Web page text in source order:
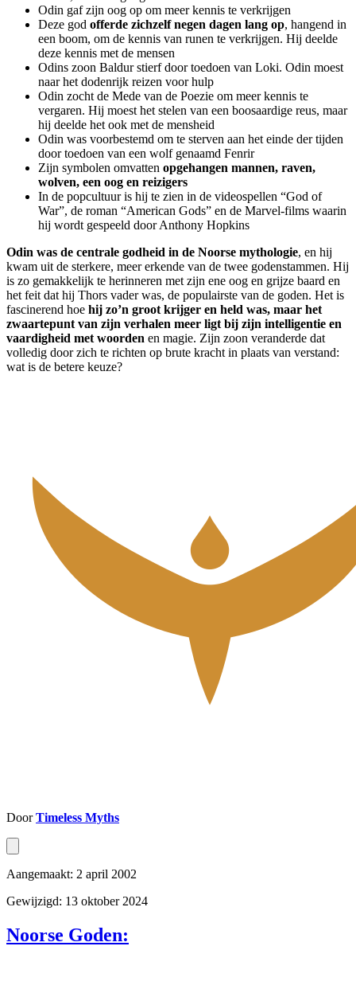
Odin gaf zijn oog op om meer kennis te verkrijgen
Deze god offerde zichzelf negen dagen lang op, hangend in
een boom, om de kennis van runen te verkrijgen. Hij deelde
deze kennis met de mensen
Odins zoon Baldur stierf door toedoen van Loki. Odin moest
naar het dodenrijk reizen voor hulp
Odin zocht de Mede van de Poezie om meer kennis te
vergaren. Hij moest het stelen van een boosaardige reus, maar
hij deelde het ook met de mensheid
Odin was voorbestemd om te sterven aan het einde der tijden
door toedoen van een wolf genaamd Fenrir
Zijn symbolen omvatten opgehangen mannen, raven,
wolven, een oog en reizigers
In de popcultuur is hij te zien in de videospellen “God of
War”, de roman “American Gods” en de Marvel-films waarin
hij wordt gespeeld door Anthony Hopkins
Odin was de centrale godheid in de Noorse mythologie, en hij
kwam uit de sterkere, meer erkende van de twee godenstammen. Hij
is zo gemakkelijk te herinneren met zijn ene oog en grijze baard en
het feit dat hij Thors vader was, de populairste van de goden. Het is
fascinerend hoe hij zo’n groot krijger en held was, maar het
zwaartepunt van zijn verhalen meer ligt bij zijn intelligentie en
vaardigheid met woorden en magie. Zijn zoon veranderde dat
volledig door zich te richten op brute kracht in plaats van verstand:
wat is de betere keuze?
DoorTimeless Myths
Aangemaakt: 2 april 2002
Gewijzigd: 13 oktober 2024
Noorse Goden: